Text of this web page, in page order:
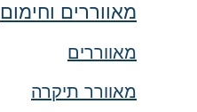
מאווררים וחימום
מאווררים
מאוורר תיקרה